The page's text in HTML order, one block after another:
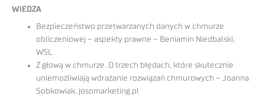
WIEDZA
Bezpieczeństwo przetwarzanych danych w chmurze
obliczeniowej – aspekty prawne – Beniamin Niedbalski,
WSL
Z głową w chmurze. O trzech błędach, które skutecznie
uniemożliwiają wdrażanie rozwiązań chmurowych – Joanna
Sobkowiak, josomarketing.pl